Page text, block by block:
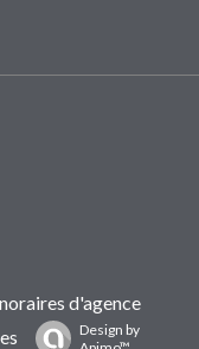
d'agence
Design by